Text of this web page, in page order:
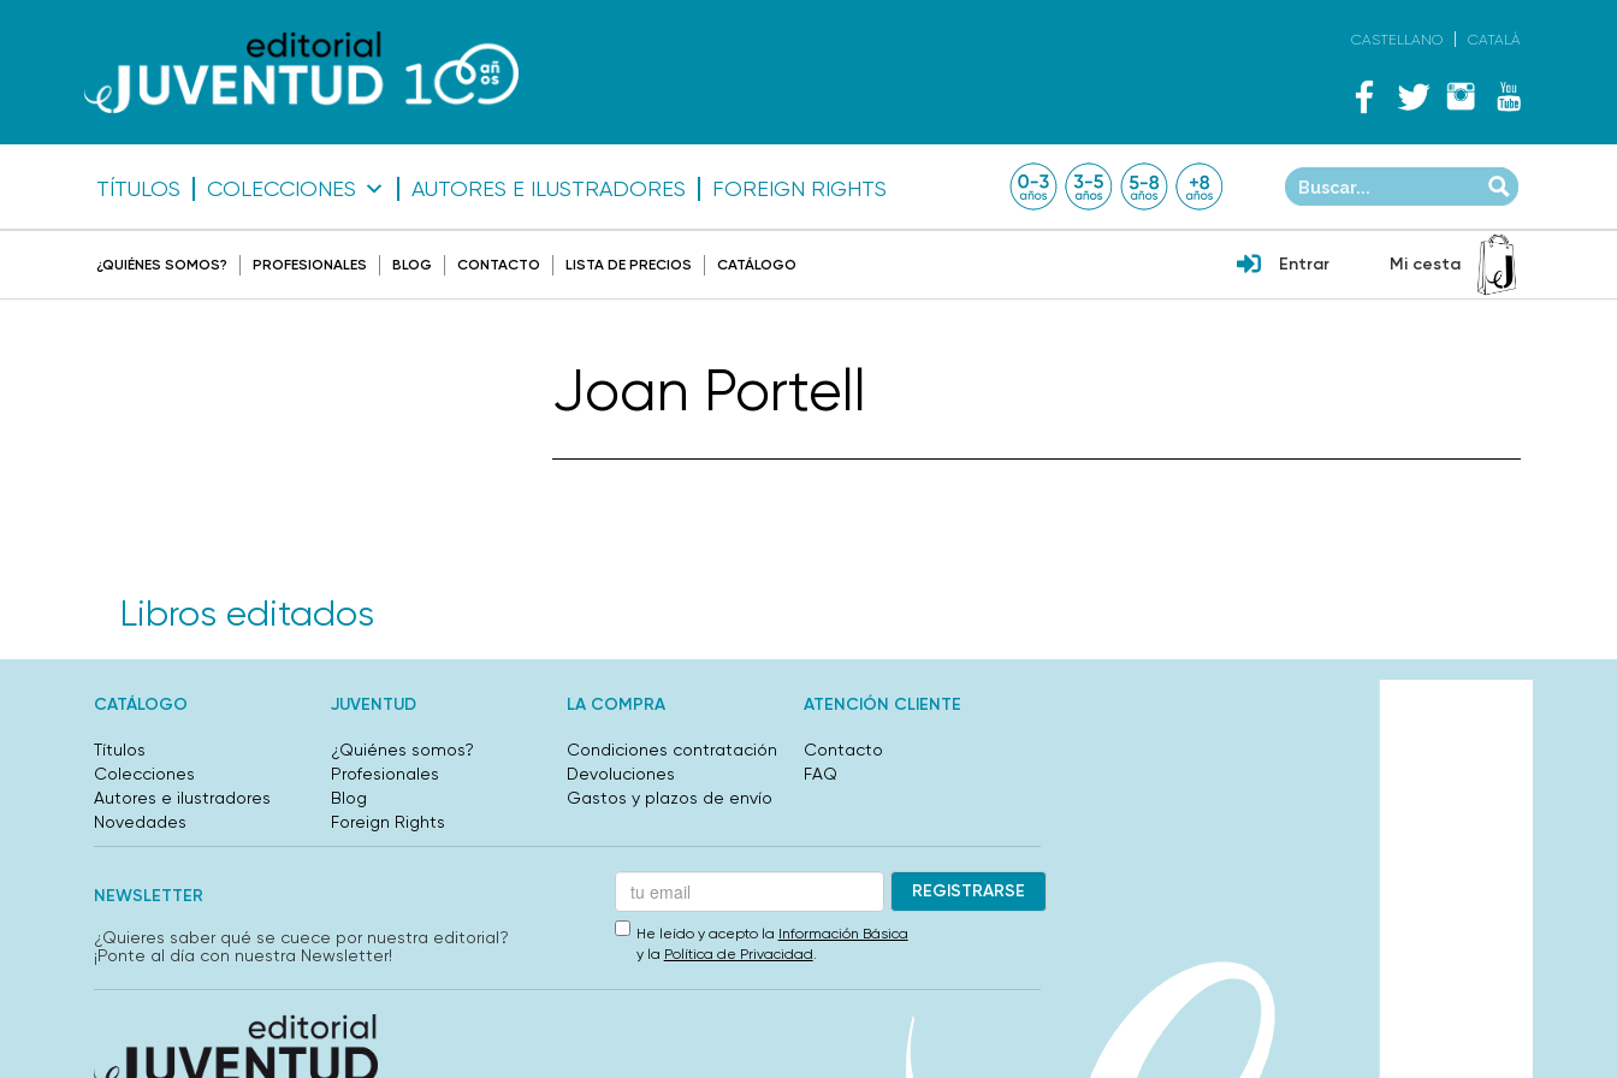
CASTELLANO CATALÀ
TÍTULOS COLECCIONES AUTORES E ILUSTRADORES FOREIGN RIGHTS
¿QUIÉNES SOMOS? PROFESIONALES BLOG CONTACTO LISTA DE PRECIOS CATÁLOGO Entrar Mi cesta
Joan Portell
Libros editados
CATÁLOGO
Títulos
Colecciones
Autores e ilustradores
Novedades
JUVENTUD
¿Quiénes somos?
Profesionales
Blog
Foreign Rights
LA COMPRA
Condiciones contratación
Devoluciones
Gastos y plazos de envío
ATENCIÓN CLIENTE
Contacto
FAQ
NEWSLETTER
¿Quieres saber qué se cuece por nuestra editorial?
¡Ponte al día con nuestra Newsletter!
He leído y acepto la Información Básica
y la Política de Privacidad.